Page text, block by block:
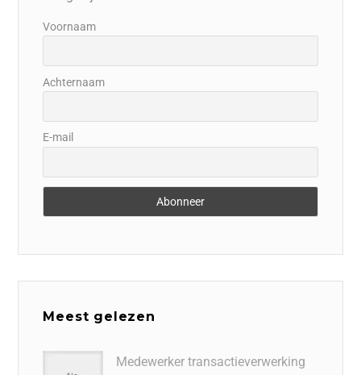
Voornaam
Achternaam
E-mail
Meest gelezen
Medewerker transactieverwerking